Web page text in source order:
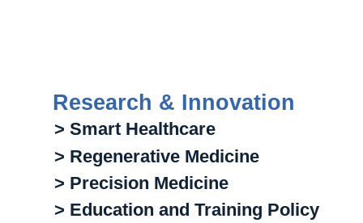
Research & Innovation
> Smart Healthcare
> Regenerative Medicine
> Precision Medicine
> Education and Training Policy